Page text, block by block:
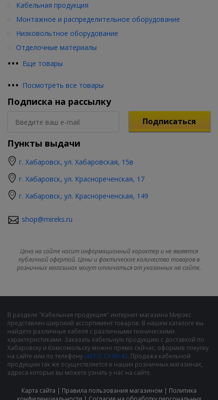
••• Еще товары
Кабельная продукция
Монтажное и распределительное оборудование
Низковольтное оборудование
Отделочные материалы
••• Посмотреть все товары
Подписка на рассылку
Подписаться
Пункты выдачи
г. Хабаровск, ул. Хабаровская, 15в
г. Хабаровск, ул. Краснореченская, 17
г. Хабаровск, ул. Краснореченская, 149
shop@mireks.ru
Цена на сайте носит информационный характер и не является
публичной офертой. Цены и фактическое количество товаров в
розничных магазинах могут отличаться от указанных на сайте.
В разделе "Кабельная продукция" интернет-магазина Мирэкс
представлен широкий ассортимент товаров. В нашем каталоге вы
найдете различные кабеля с различными техническими
характеристиками. Заказать кабельную продукцию с доставкой по
Хабаровску и Комсомольску можно прямо сейчас, оформив покупку
на сайте или по телефону (4212) 73-60-42. Продажа кабельной
продукции так же осуществляется в наших розничных магазинах,
адреса которых вы можете узнать у нас на сайте.
Карта сайта | Правила пользования магазином | Политика